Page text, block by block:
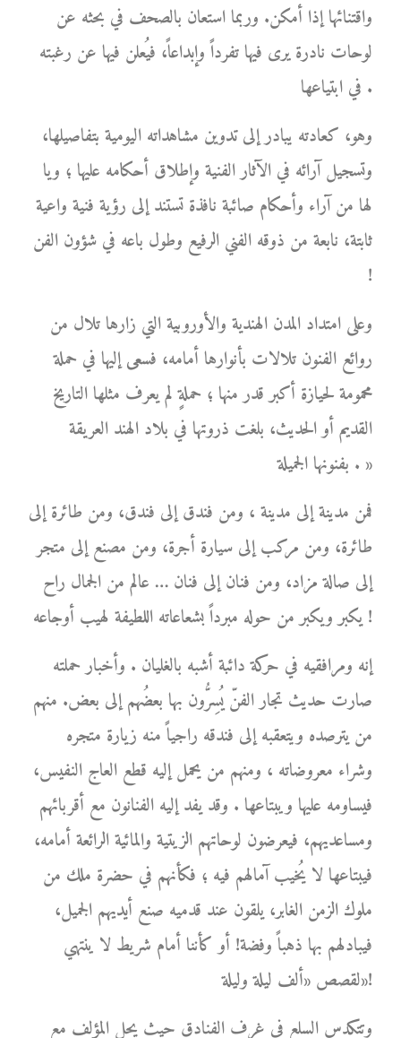
واقتنائها إذا أمكن. وربما استعان بالصحف في بحثه عن
لوحات نادرة يرى فيها تفرداً وإبداعاً، فيُعلن فيها عن رغبته
في ابتياعها .
وهو، كعادته يبادر إلى تدوين مشاهداته اليومية بتفاصيلها،
وتسجيل آرائه في الآثار الفنية وإطلاق أحكامه عليها ؛ ويا
لها من آراء وأحكام صائبة نافذة تستند إلى رؤية فنية واعية
ثابتة، نابعة من ذوقه الفني الرفيع وطول باعه في شؤون الفن
!
وعلى امتداد المدن الهندية والأوروبية التي زارها تلال من
روائع الفنون تلالات بأنوارها أمامه، فسعى إليها في حملة
محمومة لحيازة أكبر قدر منها ؛ حملةٍ لم يعرف مثلها التاريخ
القديم أو الحديث، بلغت ذروتها في بلاد الهند العريقة
بفنونها الجميلة . »
فمن مدينة إلى مدينة ، ومن فندق إلى فندق، ومن طائرة إلى
طائرة، ومن مركب إلى سيارة أجرة، ومن مصنع إلى متجر
إلى صالة مزاد، ومن فنان إلى فنان … عالم من الجمال راح
يكبر ويكبر من حوله مبرداً بشعاعاته اللطيفة لهيب أوجاعه !
إنه ومرافقيه في حركة دائبة أشبه بالغليان . وأخبار حملته
صارت حديث تجار الفنّ يُسِرُّون بها بعضُهم إلى بعض. منهم
من يترصده ويتعقبه إلى فندقه راجياً منه زيارة متجره
وشراء معروضاته ، ومنهم من يحمل إليه قطع العاج النفيس،
فيساومه عليها ويبتاعها . وقد يفد إليه الفنانون مع أقربائهم
ومساعديهم، فيعرضون لوحاتهم الزيتية والمائية الرائعة أمامه،
فيبتاعها لا يُخيب آمالهم فيه ؛ فكأنهم في حضرة ملك من
ملوك الزمن الغابر، يلقون عند قدميه صنع أيديهم الجميل،
فيبادلهم بها ذهباً وفضة! أو كأننا أمام شريط لا ينتهي
لقصص «ألف ليلة وليلة»!
وتتكدس السلع في غرف الفنادق حيث يحل المؤلف مع